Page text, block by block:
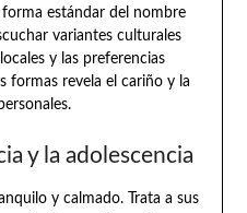
estándar del nombre
variantes culturales
y las preferencias
formas revela el cariño y la
y la adolescencia
y calmado. Trata a sus